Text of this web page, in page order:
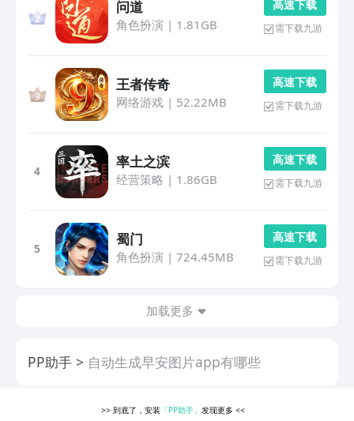
问道
角色扮演 | 1.81GB
高 速 下 载
需下载九游
王者传奇
网络游戏| 52.22MB
高 速 下 载
需下载九游
4
率土之滨
经营策略 | 1.86GB
高 速 下 载
需下载九游
5
蜀门
角色扮演 | 724.45MB
高 速 下 载
需下载九游
加载更多
PP助手 自动生成早安图片app有哪些
>> 到底了，安装 「PP助手」发现更多<<